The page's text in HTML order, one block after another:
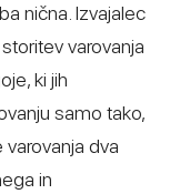
nična. Izvajalec
varovanja
ki jih
samo tako,
dva
in